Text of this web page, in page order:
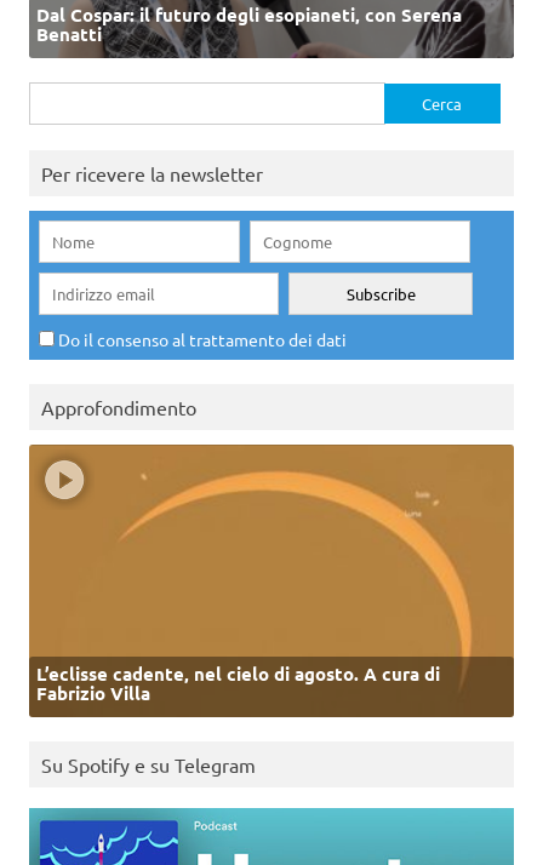
Dal Cospar: il futuro degli esopianeti, con Serena
Benatti
per:
Per ricevere la newsletter
Do il consenso al trattamento dei dati
Approfondimento
L’eclisse cadente, nel cielo di agosto. A cura di
Fabrizio Villa
Su Spotify e su Telegram